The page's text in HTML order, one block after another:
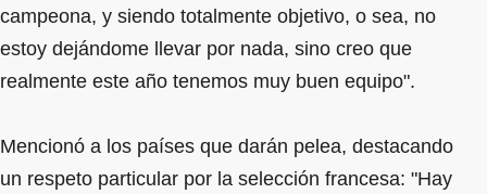
campeona, y siendo totalmente objetivo, o sea, no
estoy dejándome llevar por nada, sino creo que
realmente este año tenemos muy buen equipo".
Mencionó a los países que darán pelea, destacando
un respeto particular por la selección francesa: "Hay